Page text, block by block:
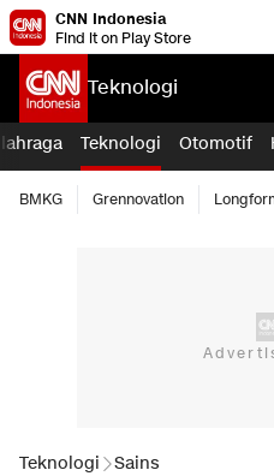
CNN Indonesia
Find it on Play Store
Teknologi
Teknologi Otomotif
BMKG Grennovation
Teknologi Sains